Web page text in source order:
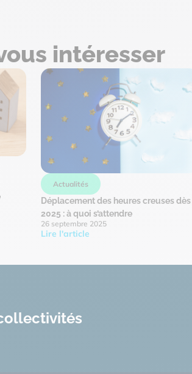
intéresser
Actualités
Déplacement des heures creuses dès
2025 : à quoi s’attendre
26 septembre 2025
Lire l'article